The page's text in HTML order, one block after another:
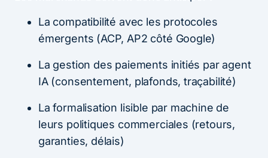
La compatibilité avec les protocoles
émergents (ACP, AP2 côté Google)
La gestion des paiements initiés par agent
IA (consentement, plafonds, traçabilité)
La formalisation lisible par machine de
leurs politiques commerciales (retours,
garanties, délais)